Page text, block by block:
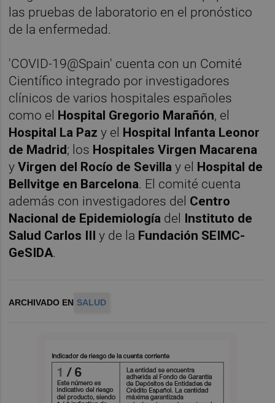
las pruebas de laboratorio en el pronóstico
de la enfermedad.
'COVID-19@Spain' cuenta con un Comité
Científico integrado por investigadores
clínicos de varios hospitales españoles
como el
Hospital Gregorio Marañón, el
Hospital La Pazy el
Hospital Infanta Leonor
de Madrid; los Hospitales Virgen Macarena
yVirgen del Rocío de Sevilla y el
Hospital de
Bellvitge en Barcelona. El comité cuenta
además con investigadores del Centro
Nacional de Epidemiología del
Instituto de
Salud Carlos III
y de la Fundación SEIMC-
GeSIDA.
ARCHIVADO EN SALUD